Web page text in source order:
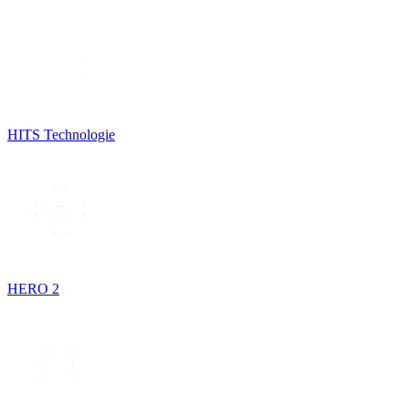
HITS Technologie
HERO 2